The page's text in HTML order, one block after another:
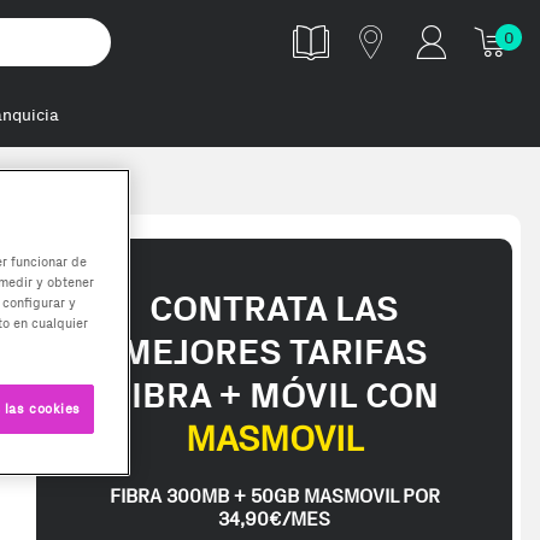
0
CONTRATA LAS
MEJORES TARIFAS
FIBRA + MÓVIL CON
MASMOVIL
FIBRA 300MB + 50GB MASMOVIL POR
34,90€/MES
funcionar de
y obtener
y
en cualquier
cookies